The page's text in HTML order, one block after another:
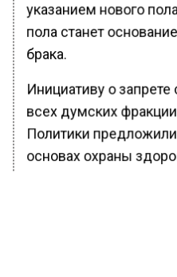
указанием нового
пола станет
брака.
Инициативу о
всех думских
Политики
основах охраны